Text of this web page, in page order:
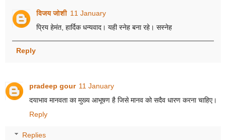
विजय जोशी 11 January
प्रिय हेमंत, हार्दिक धन्यवाद। यही स्नेह बना रहे। सस्नेह
Reply
pradeep gour 11 January
दयाभाव मानवता का मुख्य आभूषण है जिसे मानव को सदैव धारण करना चाहिए।
Reply
Replies